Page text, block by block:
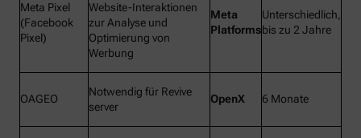
Meta Pixel
(Facebook
Pixel)
Website-Interaktionen
zur Analyse und
Optimierung von
Werbung
Meta
Platforms
Unterschiedlich,
bis zu 2 Jahre
OAGEO
Notwendig für Revive
server
OpenX 6 Monate